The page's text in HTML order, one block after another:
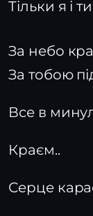
Тільки я і ти
За небо
За тобою
Все в
Краєм..
Серце